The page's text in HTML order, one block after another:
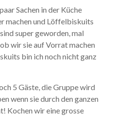
Sachen in der Küche
machen und Löffelbiskuits
super geworden, mal
wir sie auf Vorrat machen
bin ich noch nicht ganz
5 Gäste, die Gruppe wird
wenn sie durch den ganzen
Kochen wir eine grosse